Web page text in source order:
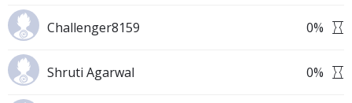
Challenger8159 0%
Shruti Agarwal 0%